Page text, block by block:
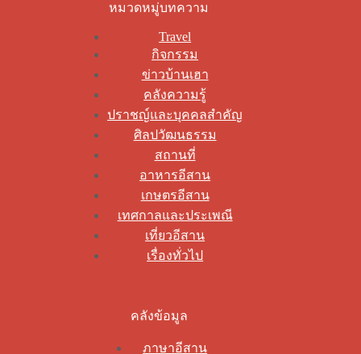
หมวดหมู่บทความ
Travel
กิจกรรม
ข่าวบ้านเฮา
คลังความรู้
ปราชญ์และบุคคลสำคัญ
ศิลปวัฒนธรรม
สถานที่
อาหารอีสาน
เกษตรอีสาน
เทศกาลและประเพณี
เที่ยวอีสาน
เรื่องทั่วไป
คลังข้อมูล
ภาษาอีสาน